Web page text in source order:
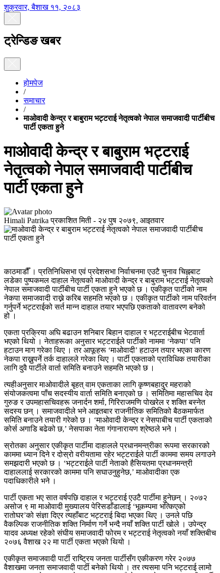
शुक्रवार, बैशाख ११, २०८३
ट्रेन्डिङ खबर
होमपेज
/
समाचार
/
माओवादी केन्द्र र बाबुराम भट्टराई नेतृत्वको नेपाल समाजवादी पार्टीबीच
पार्टी एकता हुने
माओवादी केन्द्र र बाबुराम भट्टराई
नेतृत्वको नेपाल समाजवादी पार्टीबीच
पार्टी एकता हुने
Himali Patrika प्रकाशित मिती - २४ पुष २०७९, आइतवार
काठमाडौँ । प्रतिनिधिसभा एवं प्रदेशसभा निर्वाचनमा एउटै चुनाव चिह्नबाट
लडेका पुष्पकमल दाहाल नेतृत्वको माओवादी केन्द्र र बाबुराम भट्टराई नेतृत्वको
नेपाल समाजवादी पार्टीबीच पार्टी एकता हुने भएको छ । एकीकृत पार्टीको नाम
नेकपा समाजवादी राख्ने करिब सहमति भएको छ । एकीकृत पार्टीको नाम परिवर्तन
गर्नुपर्ने भट्टराईको सर्त मान्न दाहाल तयार भएपछि एकताको वातावरण बनेको
हो ।
एकता प्रक्रिया अघि बढाउन शनिबार बिहान दाहाल र भट्टराईबीच भेटवार्ता
भएको थियो । नेताहरूका अनुसार भट्टराईले पार्टीको नाममा ‘नेकपा’ पनि
हटाउन माग गरेका थिए । तर आफूहरू ‘माओवादी’ हटाउन तयार भएका कारण
नेकपा राख्नुपर्ने तर्क दाहालले गरेका थिए । पार्टी एकताको प्राविधिक तयारीका
लागि दुवै पार्टीले वार्ता समिति बनाउने सहमति भएको छ ।
त्यहीअनुसार माओवादीले बृहत् वाम एकताका लागि कृष्णबहादुर महराको
संयोजकत्वमा पाँच सदस्यीय वार्ता समिति बनाएको छ । समितिमा महासचिव देव
गुरुङ र उपमहासचिवहरू जनार्दन शर्मा, गिरिराजमणि पोखरेल र शक्ति बस्नेत
सदस्य छन् । समाजवादीले भने आइतबार राजनीतिक समितिको बैठकमार्फत
समिति बनाउने तयारी गरेको छ । ‘माओवादी केन्द्र र नेसपाबीच पार्टी एकताको
कोर्स अगाडि बढेको छ,’ नेसपाका नेता गंगानारायण श्रेष्ठले भने ।
स्रोतका अनुसार एकीकृत पार्टीमा दाहालले प्रधानमन्त्रीका रूपमा सरकारको
काममा ध्यान दिने र दोस्रो वरीयतामा रहेर भट्टराईले पार्टी काममा समय लगाउने
समझदारी भएको छ । ‘भट्टराईले पार्टी नेताको हैसियतमा प्रधानमन्त्री
दाहाललाई सरकारको काममा पनि सघाउनुहुनेछ,’ माओवादीका एक
पदाधिकारीले भने ।
पार्टी एकता भए सात वर्षपछि दाहाल र भट्टराई एउटै पार्टीमा हुनेछन् । २०७२
असोज ९ मा माओवादी मुख्यालय पेरिसडाँडालाई ‘भूकम्पमा भत्किएको
रातोघर’को संज्ञा दिएर त्यहाँबाट भट्टराई बिदा भएका थिए । उनले पछि
वैकल्पिक राजनीतिक शक्ति निर्माण गर्ने भन्दै नयाँ शक्ति पार्टी खोले । उपेन्द्र
यादव अध्यक्ष रहेको संघीय समाजवादी फोरम र भट्टराई नेतृत्वको नयाँ शक्तिबीच
२०७६ वैशाख २२ मा पार्टी एकता भएको थियो ।
एकीकृत समाजवादी पार्टी राष्ट्रिय जनता पार्टीसँग एकीकरण गरेर २०७७
वैशाखमा जनता समाजवादी पार्टी बनेको थियो । तर त्यसमा पनि भट्टराई लामो